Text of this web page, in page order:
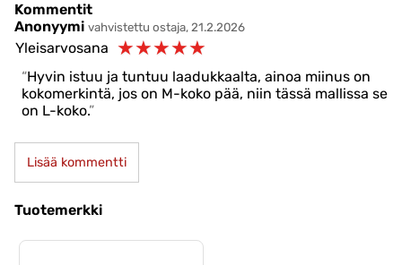
Kommentit
Anonyymi vahvistettu ostaja, 21.2.2026
Yleisarvosana ☆☆☆☆☆
Hyvin istuu ja tuntuu laadukkaalta, ainoa miinus on
kokomerkintä, jos on M-koko pää, niin tässä mallissa se
on L-koko.
Lisää kommentti
Tuotemerkki